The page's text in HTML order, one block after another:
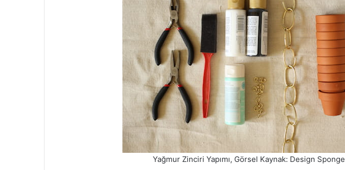
Yağmur Zinciri Yapımı, Görsel Kaynak: Design Sponge